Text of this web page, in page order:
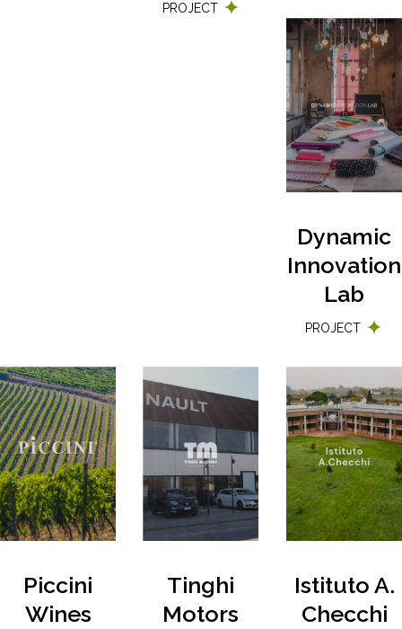
PROJECT
Dynamic
Innovation
Lab
PROJECT
Piccini
Wines
Tinghi
Motors
Istituto A.
Checchi